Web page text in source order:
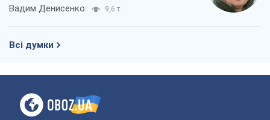
Вадим Денисенко 9,6 т.
Всі думки